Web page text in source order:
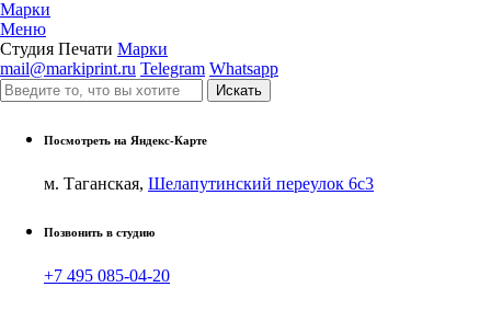
Марки
Меню
Студия Печати Марки
mail@markiprint.ru Telegram Whatsapp
Посмотреть на Яндекс-Карте
м. Таганская, Шелапутинский переулок 6с3
Позвонить в студию
+7 495 085-04-20